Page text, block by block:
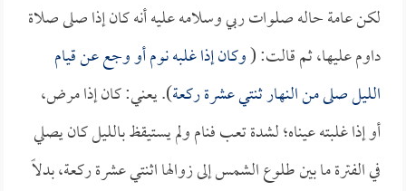
لكن عامة حاله صلوات ربي وسلامه عليه أنه كان إذا صلى صلاة
داوم عليها، ثم قالت: (وكان إذا غلبه نوم أو وجع عن قيام
الليل صلى من النهار ثنتي عشرة ركعة). يعني: كان إذا مرض،
أو إذا غلبته عيناه؛ لشدة تعب فنام ولم يستيقظ بالليل كان يصلي
في الفترة ما بين طلوع الشمس إلى زوالها اثنتي عشرة ركعة، بدلاً